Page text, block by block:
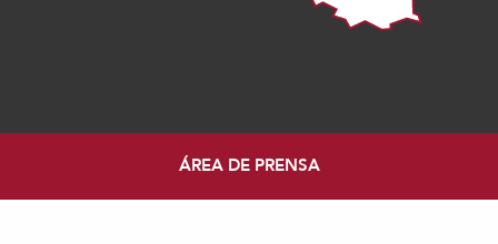
ÁREA DE PRENSA